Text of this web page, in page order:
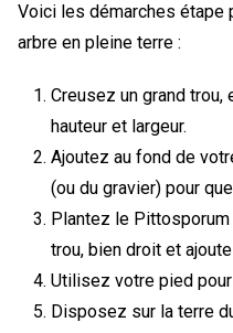
Voici les démarches étape
arbre en pleine terre :
Creusez un grand
hauteur et largeur.
Ajoutez au fond de
(ou du gravier) pour
Plantez le Pittosporum
trou, bien droit et
Utilisez votre pied
Disposez sur la terre